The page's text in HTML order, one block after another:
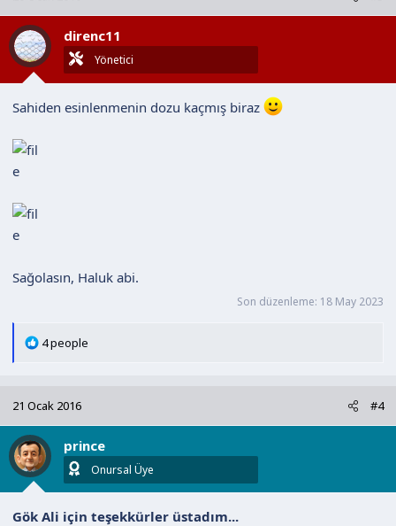
l
e
r
direnc11
Yönetici
Sahiden esinlenmenin dozu kaçmış biraz
Sağolasın, Haluk abi.
Son düzenleme: 18 May 2023
T
i
l
e
r
4 people
21 Ocak 2016 #4
prince
Onursal Üye
Gök Ali için teşekkürler üstadım...